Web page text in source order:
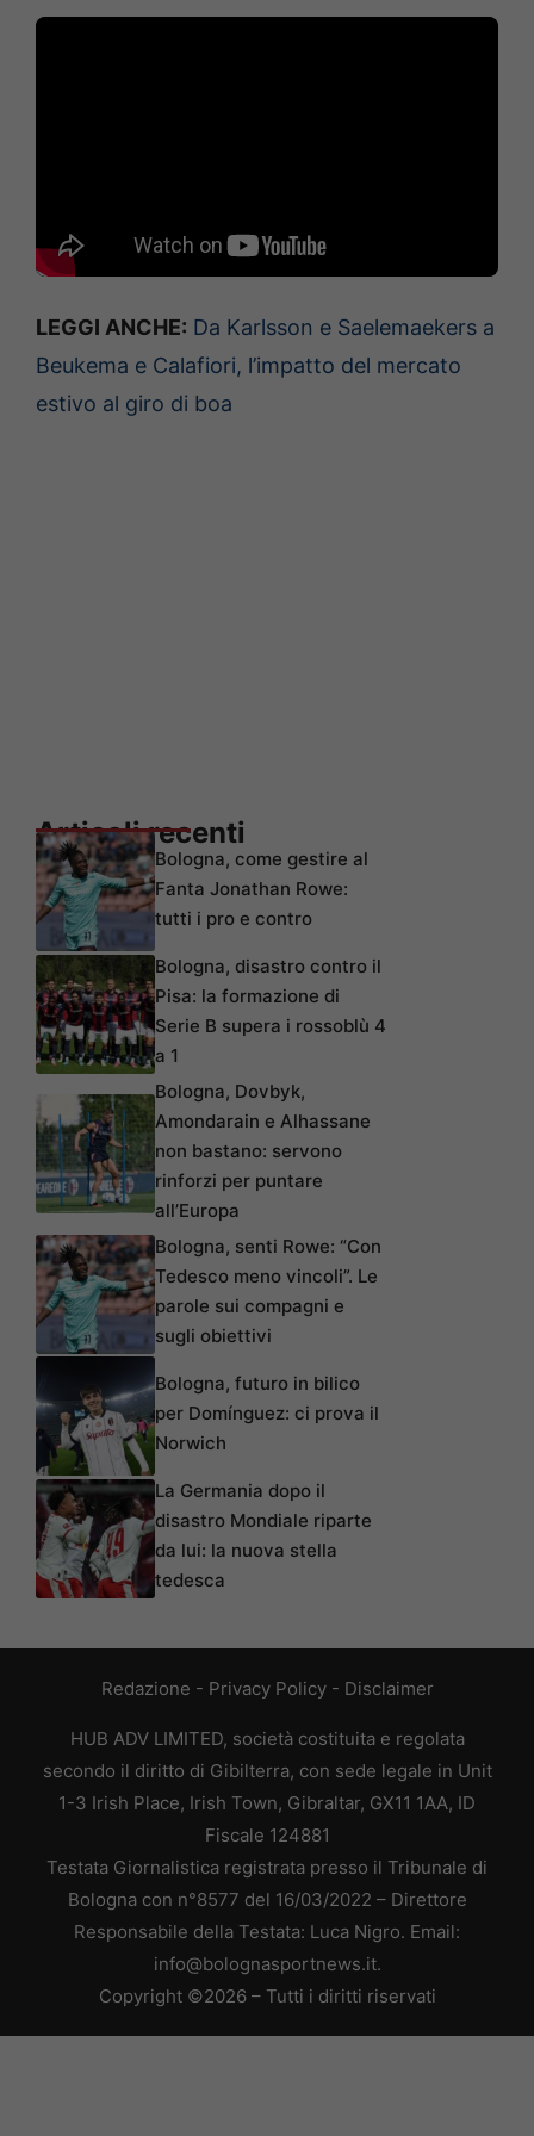
LEGGI ANCHE: Da Karlsson e Saelemaekers a
Beukema e Calafiori, l’impatto del mercato
estivo al giro di boa
Articoli recenti
Bologna, come gestire al
Fanta Jonathan Rowe:
tutti i pro e contro
Bologna, disastro contro il
Pisa: la formazione di
Serie B supera i rossoblù 4
a 1
Bologna, Dovbyk,
Amondarain e Alhassane
non bastano: servono
rinforzi per puntare
all’Europa
Bologna, senti Rowe: “Con
Tedesco meno vincoli”. Le
parole sui compagni e
sugli obiettivi
Bologna, futuro in bilico
per Domínguez: ci prova il
Norwich
La Germania dopo il
disastro Mondiale riparte
da lui: la nuova stella
tedesca
Redazione - Privacy Policy- Disclaimer
HUB ADV LIMITED, società costituita e regolata
secondo il diritto di Gibilterra, con sede legale in Unit
1-3 Irish Place, Irish Town, Gibraltar, GX11 1AA, ID
Fiscale 124881
Testata Giornalistica registrata presso il Tribunale di
Bologna con n°8577 del 16/03/2022 – Direttore
Responsabile della Testata: Luca Nigro. Email:
info@bolognasportnews.it.
Copyright ©2026 – Tutti i diritti riservati